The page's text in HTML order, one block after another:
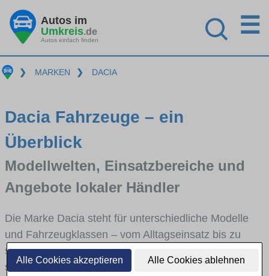
Alle Cookies akzeptieren Alle Cookies ablehnen
Autos im
Umkreis.de
Autos einfach finden
☰
❯ MARKEN ❯ DACIA
Dacia Fahrzeuge – ein
Überblick
Modellwelten, Einsatzbereiche und
Angebote lokaler Händler
Die Marke Dacia steht für unterschiedliche Modelle
und Fahrzeugklassen – vom Alltagseinsatz bis zu
speziellen Anforderungen. Hier bekommst du einen
schnellen Überblick über die wichtigsten Modellreihen